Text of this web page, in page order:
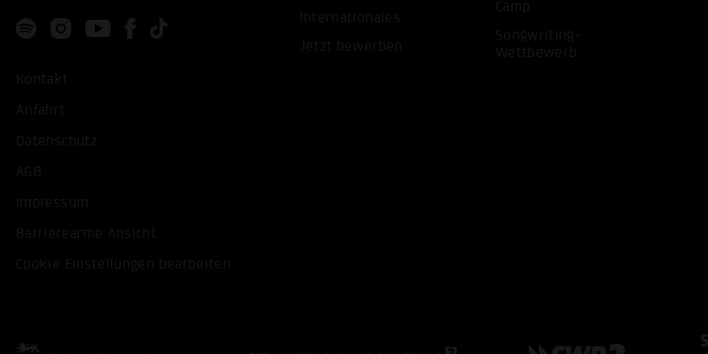
Kontakt
Anfahrt
Datenschutz
AGB
Impressum
Barrierearme Ansicht
Cookie Einstellungen bearbeiten
Internationales
Jetzt bewerben
Camp
Songwriting-
Wettbewerb